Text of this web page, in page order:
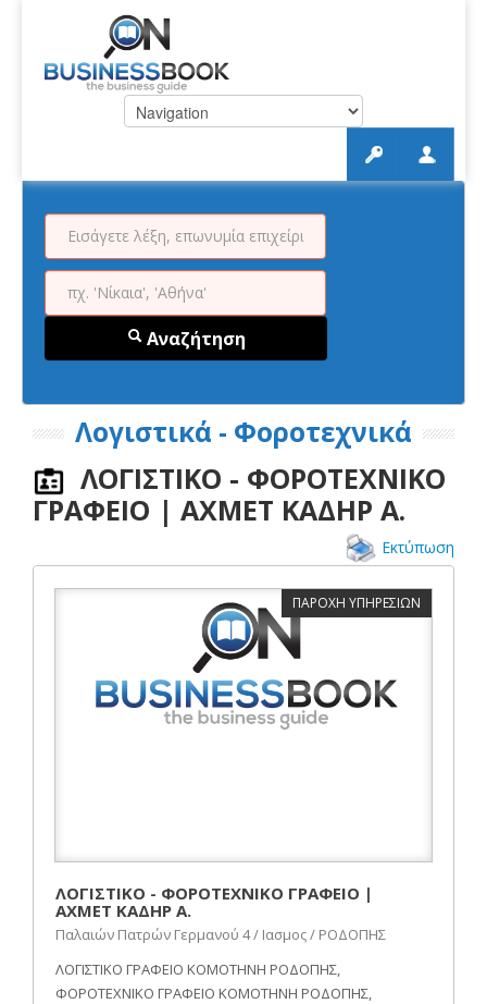
Αναζήτηση
Λογιστικά - Φοροτεχνικά
ΛΟΓΙΣΤΙΚΟ - ΦΟΡΟΤΕΧΝΙΚΟ
ΓΡΑΦΕΙΟ | ΑΧΜΕΤ ΚΑΔΗΡ Α.
Εκτύπωση
ΠΑΡΟΧΗ ΥΠΗΡΕΣΙΩΝ
ΛΟΓΙΣΤΙΚΟ - ΦΟΡΟΤΕΧΝΙΚΟ ΓΡΑΦΕΙΟ |
ΑΧΜΕΤ ΚΑΔΗΡ Α.
Παλαιών Πατρών Γερμανού 4 / Ιασμος / ΡΟΔΟΠΗΣ
ΛΟΓΙΣΤΙΚΟ ΓΡΑΦΕΙΟ ΚΟΜΟΤΗΝΗ ΡΟΔΟΠΗΣ,
ΦΟΡΟΤΕΧΝΙΚΟ ΓΡΑΦΕΙΟ ΚΟΜΟΤΗΝΗ ΡΟΔΟΠΗΣ,